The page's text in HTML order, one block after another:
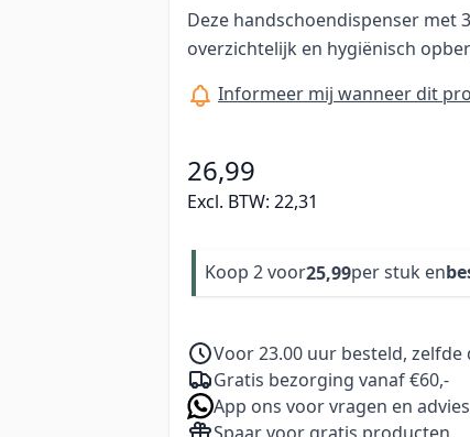
Deze handschoendispenser met
overzichtelijk en hygiënisch
Informeer mij wanneer dit
26,99
Excl. BTW: 22,31
Koop 2 voor25,99per stuk en
Voor 23.00 uur besteld, zelfde
Gratis bezorging vanaf €60,-
App ons voor vragen en
Spaar voor gratis producten